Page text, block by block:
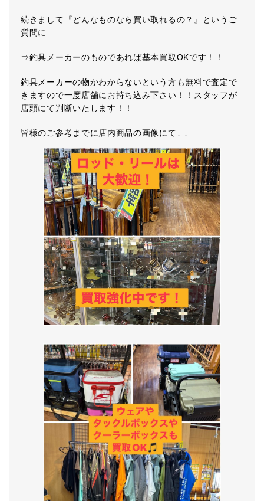
続きまして『どんなものなら買い取れるの？』というご
質問に
⇒釣具メーカーのものであれば基本買取OKです！！
釣具メーカーの物かわからないという方も無料で査定で
きますので一度店舗にお持ち込み下さい！！スタッフが
店頭にて判断いたします！！
皆様のご参考までに店内商品の画像にて↓ ↓